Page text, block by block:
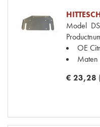
Model
OE
Maten
€ 23,28